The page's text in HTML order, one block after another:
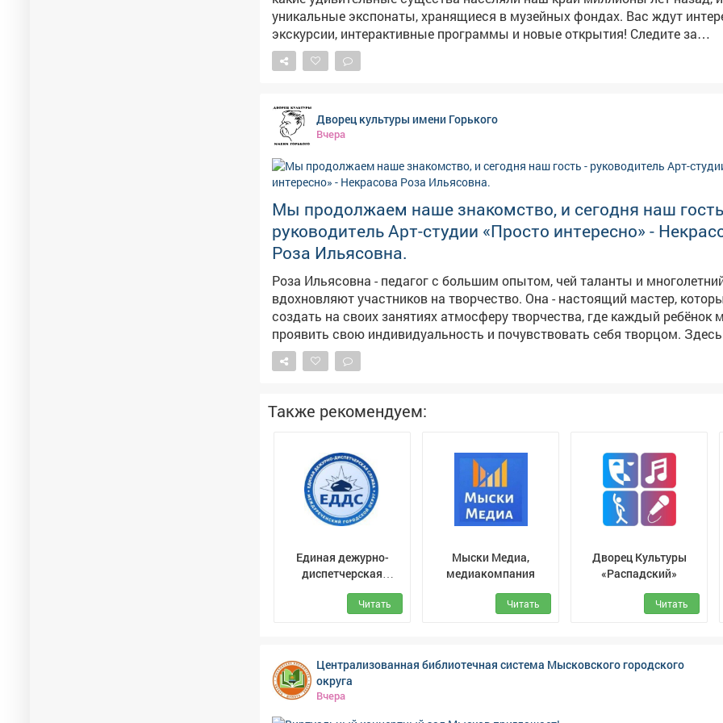
уникальные экспонаты, хранящиеся в музейных фондах. Вас ждут интересные
экскурсии, интерактивные программы и новые открытия! Следите за
публикациями в социальных сетях. Также вы можете посетить любое мероприятие
в музеях по всей области. Подробности в карточках.
Дворец культуры имени Горького
Вчера
Мы продолжаем наше знакомство, и сегодня наш
руководитель Арт-студии «Просто интересно» -
Роза Ильясовна.
Роза Ильясовна - педагог с большим опытом, чей таланты и
вдохновляют участников на творчество. Она - настоящий мастер,
создать на своих занятиях атмосферу творчества, где каждый ребёнок
проявить свою индивидуальность и почувствовать себя творцом. Здесь юные
мастера учатся техникам декоративно-прикладного творчества,
талант и творческий потенциал. На занятиях ребята экспериментируют с
выставках и конкурсах, представляя свои работы. Многие из ребят были
награждены дипломами победителей различных конкурсов, а отчётные
Также рекомендуем:
Единая дежурно-
диспетчерская
служба
Междуреченского
Читать
Мыски Медиа,
медиакомпания
Читать
Дворец Культуры
«Распадский»
Читать
Централизованная библиотечная система Мысковского городского
округа
Вчера